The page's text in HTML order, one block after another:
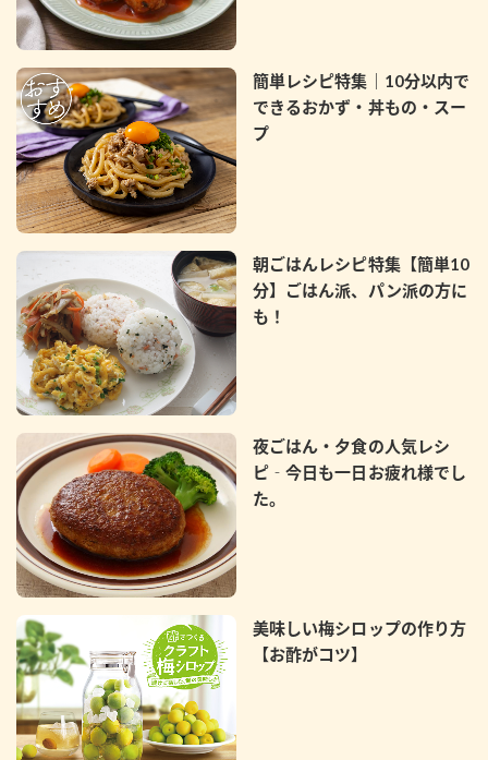
簡単レシピ特集｜10分以内で
できるおかず・丼もの・スー
プ
朝ごはんレシピ特集【簡単10
分】ごはん派、パン派の方に
も！
夜ごはん・夕食の人気レシ
ピ‐今日も一日お疲れ様でし
た。
美味しい梅シロップの作り方
【お酢がコツ】